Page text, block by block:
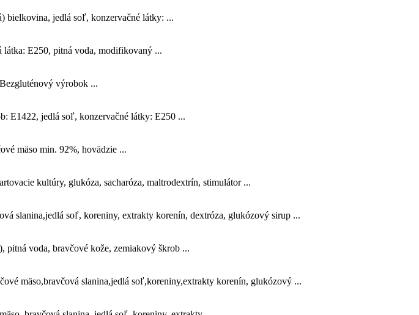
bielkovina, jedlá soľ, konzervačné látky: ...
látka: E250, pitná voda, modifikovaný ...
výrobok ...
E1422, jedlá soľ, konzervačné látky: E250 ...
mäso min. 92%, hovädzie ...
kultúry, glukóza, sacharóza, maltrodextrín, stimulátor ...
slanina,jedlá soľ, koreniny, extrakty korenín, dextróza, glukózový sirup ...
pitná voda, bravčové kože, zemiakový škrob ...
mäso,bravčová slanina,jedlá soľ,koreniny,extrakty korenín, glukózový ...